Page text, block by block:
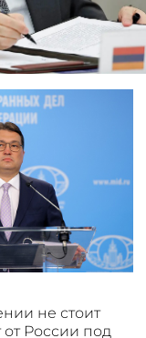
не стоит
от России под